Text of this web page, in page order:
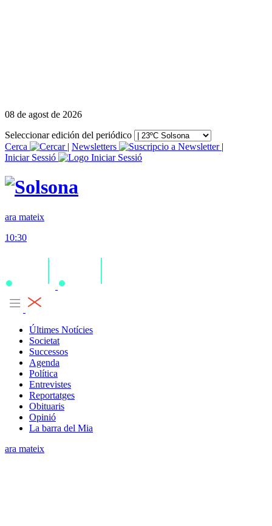
08 de agost de 2026
Seleccionar edición del periódico
Cerca
| Newsletters
|
Iniciar Sessió
ara mateix
10:30
Últimes Notícies
Societat
Successos
Agenda
Política
Entrevistes
Reportatges
Obituaris
Opinió
La barra del Mia
ara mateix